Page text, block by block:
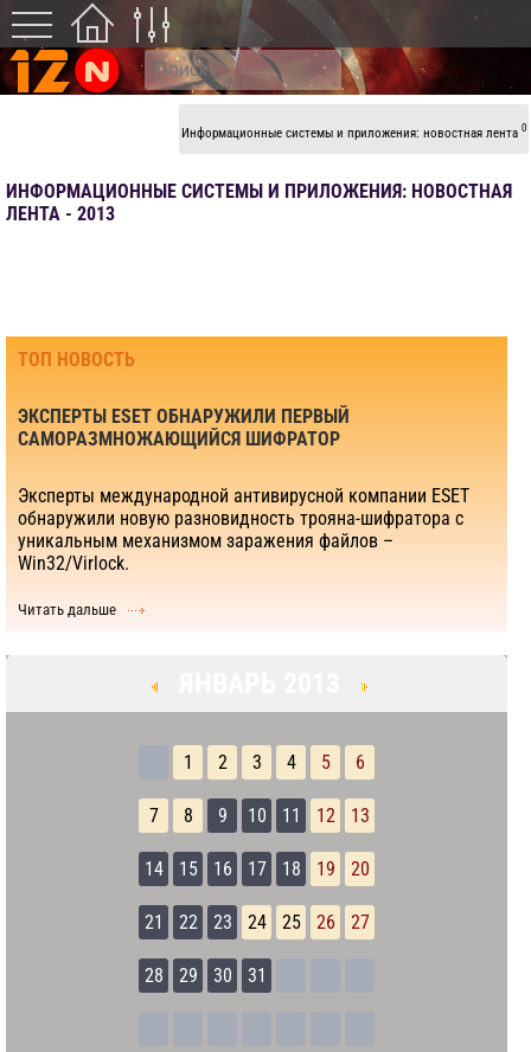
Информационные системы и приложения: новостная лента 0
ИНФОРМАЦИОННЫЕ СИСТЕМЫ И ПРИЛОЖЕНИЯ: НОВОСТНАЯ
ЛЕНТА - 2013
ТОП НОВОСТЬ
ЭКСПЕРТЫ ESET ОБНАРУЖИЛИ ПЕРВЫЙ
САМОРАЗМНОЖАЮЩИЙСЯ ШИФРАТОР
Эксперты международной антивирусной компании ESET
обнаружили новую разновидность трояна-шифратора с
уникальным механизмом заражения файлов –
Win32/Virlock.
Читать дальше
1 2 3 4 5 6
7 8 9 10 11 12 13
14 15 16 17 18 19 20
21 22 23 24 25 26 27
28 29 30 31